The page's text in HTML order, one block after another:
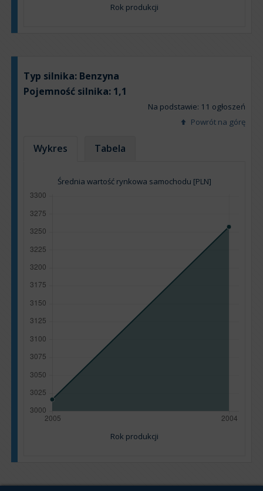
Rok produkcji
Typ silnika: Benzyna
Pojemność silnika: 1,1
Na podstawie: 11 ogłoszeń
Powrót na górę
Wykres Tabela
Średnia wartość rynkowa samochodu [PLN]
Rok produkcji